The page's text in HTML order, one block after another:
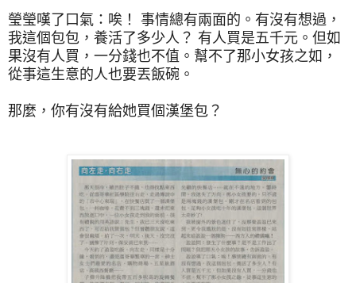
瑩瑩嘆了口氣：唉！ 事情總有兩面的。有沒有想過，
我這個包包，養活了多少人？ 有人買是五千元。但如
果沒有人買，一分錢也不值。幫不了那小女孩之如，
從事這生意的人也要丟飯碗。
那麼，你有沒有給她買個漢堡包？